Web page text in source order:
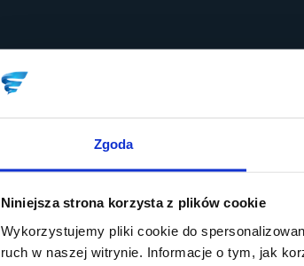
Zgoda
Niniejsza strona korzysta z plików cookie
Wykorzystujemy pliki cookie do
ruch w naszej witrynie. Informacje o tym, jak